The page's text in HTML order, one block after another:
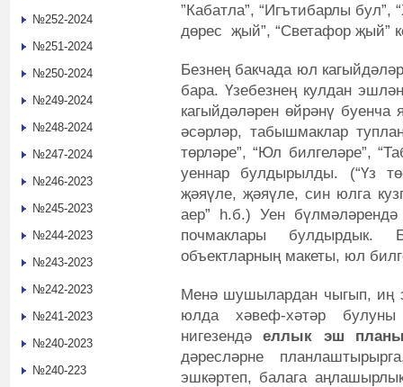
”Кабатла”, “Игътибарлы бул”,
дөрес җый”, “Светафор җый”
Безнең бакчада юл
бара. Үзебезнең кулдан
кагыйдәләрен өйрәнү
әсәрләр, табышмаклар
төрләре”, “Юл билгеләре”,
уеннар булдырылды. (“Үз
җәяүле, җәяүле, син юлга
аер” һ.б.) Уен
почмаклары булдырдык.
объектларның макеты, юл
Менә шушылардан чыгып, иң
юлда хәвеф-хәтәр булуны
нигезендәеллык
эш
дәресләрне
эшкәртеп, балага
№252-2024
№251-2024
№250-2024
№249-2024
№248-2024
№247-2024
№246-2023
№245-2023
№244-2023
№243-2023
№242-2023
№241-2023
№240-2023
№240-223